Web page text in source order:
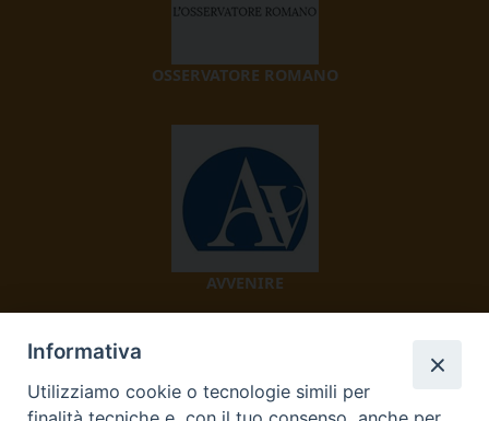
OSSERVATORE ROMANO
AVVENIRE
Informativa
Utilizziamo cookie o tecnologie simili per